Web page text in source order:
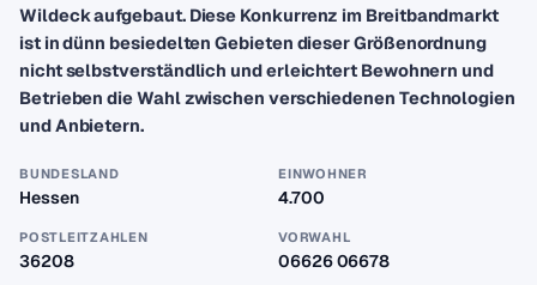
Wildeck aufgebaut. Diese Konkurrenz im Breitbandmarkt
ist in dünn besiedelten Gebieten dieser Größenordnung
nicht selbstverständlich und erleichtert Bewohnern und
Betrieben die Wahl zwischen verschiedenen Technologien
und Anbietern.
BUNDESLAND
Hessen
EINWOHNER
4.700
POSTLEITZAHLEN
36208
VORWAHL
06626 06678